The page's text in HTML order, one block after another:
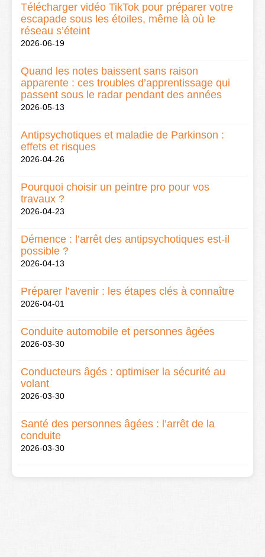
Télécharger vidéo TikTok pour préparer votre
escapade sous les étoiles, même là où le
réseau s’éteint
2026-06-19
Quand les notes baissent sans raison
apparente : ces troubles d’apprentissage qui
passent sous le radar pendant des années
2026-05-13
Antipsychotiques et maladie de Parkinson :
effets et risques
2026-04-26
Pourquoi choisir un peintre pro pour vos
travaux ?
2026-04-23
Démence : l’arrêt des antipsychotiques est-il
possible ?
2026-04-13
Préparer l’avenir : les étapes clés à connaître
2026-04-01
Conduite automobile et personnes âgées
2026-03-30
Conducteurs âgés : optimiser la sécurité au
volant
2026-03-30
Santé des personnes âgées : l’arrêt de la
conduite
2026-03-30